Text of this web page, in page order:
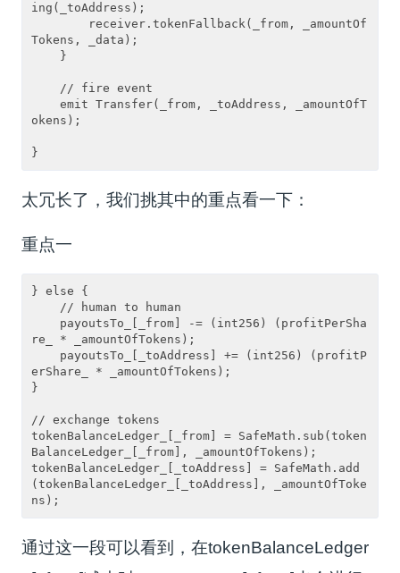
ing(_toAddress);
receiver.tokenFallback(_from, _amountOf
Tokens, _data);
}
// fire event
emit Transfer(_from, _toAddress, _amountOfT
okens);
}
太冗长了，我们挑其中的重点看一下：
重点一
} else {
// human to human
payoutsTo_[_from] -= (int256) (profitPerSha
re_ * _amountOfTokens);
payoutsTo_[_toAddress] += (int256) (profitP
erShare_ * _amountOfTokens);
}
// exchange tokens
tokenBalanceLedger_[_from] = SafeMath.sub(token
BalanceLedger_[_from], _amountOfTokens);
tokenBalanceLedger_[_toAddress] = SafeMath.add
(tokenBalanceLedger_[_toAddress], _amountOfToke
ns);
通过这一段可以看到，在tokenBalanceLedger